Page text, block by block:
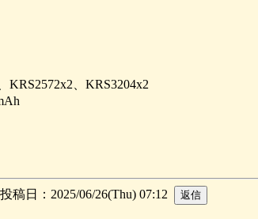
、KRS3204x2
投稿日：2025/06/26(Thu) 07:12